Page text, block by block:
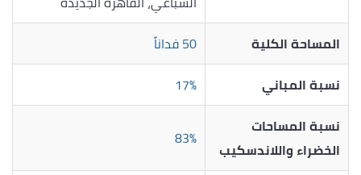
المساحة الكلية
50 فداناً
نسبة المباني
17%
نسبة المساحات
الخضراء واللاندسكيب
83%